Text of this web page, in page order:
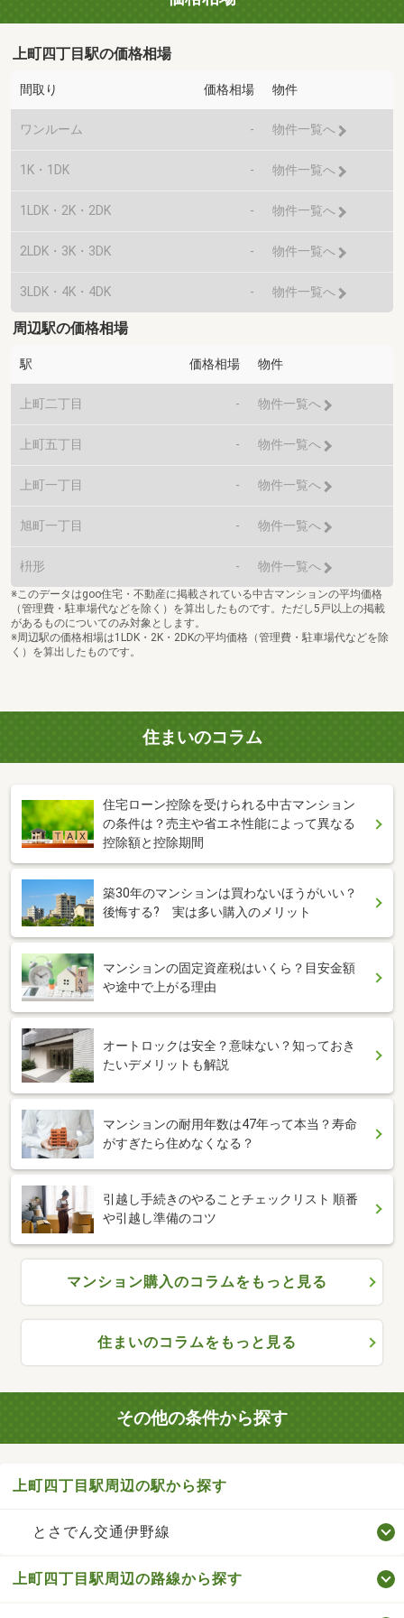
上町四丁目駅の価格相場
間取り 価格相場 物件
ワンルーム - 物件一覧へ
1K・1DK - 物件一覧へ
1LDK・2K・2DK - 物件一覧へ
2LDK・3K・3DK - 物件一覧へ
3LDK・4K・4DK - 物件一覧へ
周辺駅の価格相場
駅 価格相場 物件
上町二丁目 - 物件一覧へ
上町五丁目 - 物件一覧へ
上町一丁目 - 物件一覧へ
旭町一丁目 - 物件一覧へ
枡形 - 物件一覧へ
※このデータはgoo住宅・不動産に掲載されている中古マンションの平均価格
（管理費・駐車場代などを除く）を算出したものです。ただし5戸以上の掲載
があるものについてのみ対象とします。
※周辺駅の価格相場は1LDK・2K・2DKの平均価格（管理費・駐車場代などを除
く）を算出したものです。
住まいのコラム
住宅ローン控除を受けられる中古マンション
の条件は？売主や省エネ性能によって異なる
控除額と控除期間
築30年のマンションは買わないほうがいい？
後悔する? 実は多い購入のメリット
マンションの固定資産税はいくら？目安金額
や途中で上がる理由
オートロックは安全？意味ない？知っておき
たいデメリットも解説
マンションの耐用年数は47年って本当？寿命
がすぎたら住めなくなる？
引越し手続きのやることチェックリスト 順番
や引越し準備のコツ
マンション購入のコラムをもっと見る
住まいのコラムをもっと見る
その他の条件から探す
上町四丁目駅周辺の駅から探す
とさでん交通伊野線
上町四丁目駅周辺の路線から探す